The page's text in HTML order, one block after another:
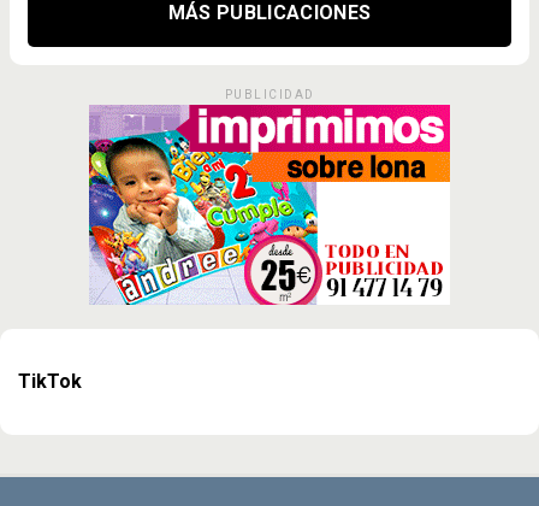
MÁS PUBLICACIONES
PUBLICIDAD
TikTok